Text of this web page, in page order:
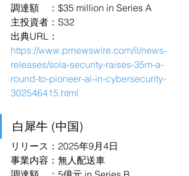
調達額　：$35 million in Series A
主投資者：S32
出典URL：
https://www.prnewswire.com/il/news-
releases/sola-security-raises-35m-a-
round-to-pioneer-ai-in-cybersecurity-
302546415.html
白犀牛 (中国)
リリース：2025年9月4日
事業内容：無人配送車